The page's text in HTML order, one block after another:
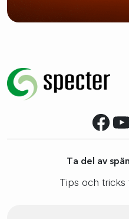
Ta del av
Tips och